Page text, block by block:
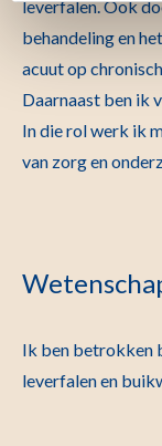
leverfalen. Ook
behandeling en
acuut op
Daarnaast ben ik
In die rol werk ik
van zorg en
Ik ben betrokken
leverfalen en